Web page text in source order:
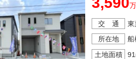
交 通 東
所在地
船
土地面積
マンション
エリアから探す
路線から探す